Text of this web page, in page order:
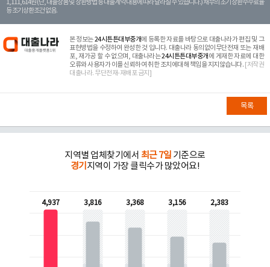
1,111,614원 (단, 대출상품 및 상환방법 등 대출계약 내용에 따라 달라질 수 있습니다.) 채무의 조기 상환수수료율
등 조기상환조건 없음.
본 정보는24시튼튼대부중개에 등록한 자료를 바탕으로 대출나라가 편집 및 그
표현방법을 수정하여 완성한 것 입니다. 대출나라 동의없이무단전재 또는 재배
포, 재가공 할 수 없으며, 대출나라는24시튼튼대부중개 에 게재한 자료에 대한
오류와 사용자가 이를 신뢰하여 취한 조치에대해 책임을 지지않습니다. [저작권
대출나라. 무단전재-재배포 금지]
목록
지역별 업체찾기에서 최근 7일 기준으로
경기 지역이 가장 클릭수가 많았어요!
4,937 3,816 3,368 3,156 2,383